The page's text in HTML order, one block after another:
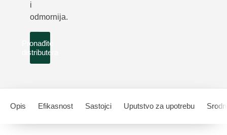
i
odmornija.
Pronađite
distributera
Opis Efikasnost Sastojci Uputstvo za upotrebu